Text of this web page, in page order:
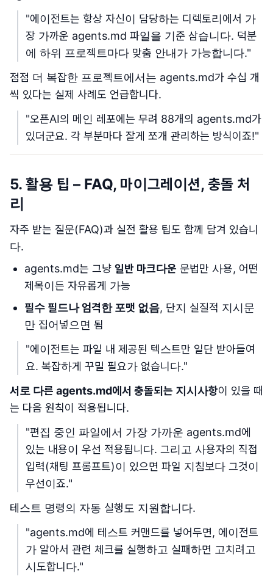
"에이전트는 항상 자신이 담당하는 디렉토리에서 가
장 가까운 agents.md 파일을 기준 삼습니다. 덕분
에 하위 프로젝트마다 맞춤 안내가 가능합니다."
점점 더 복잡한 프로젝트에서는 agents.md가 수십 개
씩 있다는 실제 사례도 언급합니다.
"오픈AI의 메인 레포에는 무려 88개의 agents.md가
있더군요. 각 부분마다 잘게 쪼개 관리하는 방식이죠!"
5. 활용 팁 – FAQ, 마이그레이션, 충돌 처
리
자주 받는 질문(FAQ)과 실전 활용 팁도 함께 담겨 있습니
다.
agents.md는 그냥 일반 마크다운 문법만 사용, 어떤
제목이든 자유롭게 가능
필수 필드나 엄격한 포맷 없음, 단지 실질적 지시문
만 집어넣으면 됨
"에이전트는 파일 내 제공된 텍스트만 일단 받아들여
요. 복잡하게 꾸밀 필요가 없습니다."
서로 다른 agents.md에서 충돌되는 지시사항이 있을 때
는 다음 원칙이 적용됩니다.
"편집 중인 파일에서 가장 가까운 agents.md에
있는 내용이 우선 적용됩니다. 그리고 사용자의 직접
입력(채팅 프롬프트)이 있으면 파일 지침보다 그것이
우선이죠."
테스트 명령의 자동 실행도 지원합니다.
"agents.md에 테스트 커맨드를 넣어두면, 에이전트
가 알아서 관련 체크를 실행하고 실패하면 고치려고
시도합니다."